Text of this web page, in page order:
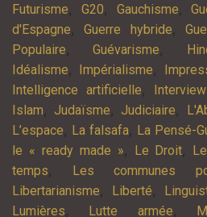
Futurisme, G20, Gauchisme,
d'Espagne,Guerre hybride,
Populaire,Guévarisme,
Idéalisme, Impérialisme,
Intelligence artificielle,
Islam, Judaïsme, Judiciaire,
L’espace, La falsafa, La Pensé-
le « ready made », Le Droit,
temps, Les communes
Libertarianisme, Liberté,
Lumières, Lutte armée,